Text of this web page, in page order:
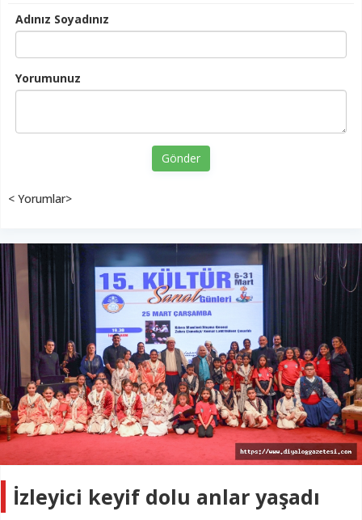
Adınız Soyadınız
Yorumunuz
Gönder
< Yorumlar>
İzleyici keyif dolu anlar yaşadı